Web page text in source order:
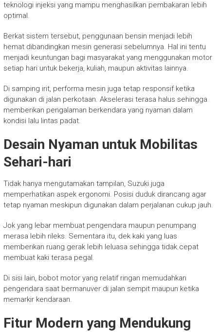
teknologi injeksi yang mampu menghasilkan pembakaran lebih
optimal.
Berkat sistem tersebut, penggunaan bensin menjadi lebih
hemat dibandingkan mesin generasi sebelumnya. Hal ini tentu
menjadi keuntungan bagi masyarakat yang menggunakan motor
setiap hari untuk bekerja, kuliah, maupun aktivitas lainnya.
Di samping irit, performa mesin juga tetap responsif ketika
digunakan di jalan perkotaan. Akselerasi terasa halus sehingga
memberikan pengalaman berkendara yang nyaman dalam
kondisi lalu lintas padat.
Desain Nyaman untuk Mobilitas
Sehari-hari
Tidak hanya mengutamakan tampilan, Suzuki juga
memperhatikan aspek ergonomi. Posisi duduk dirancang agar
tetap nyaman meskipun digunakan dalam perjalanan cukup jauh.
Jok yang lebar membuat pengendara maupun penumpang
merasa lebih rileks. Sementara itu, dek kaki yang luas
memberikan ruang gerak lebih leluasa sehingga tidak cepat
membuat kaki terasa pegal.
Di sisi lain, bobot motor yang relatif ringan memudahkan
pengendara saat bermanuver di jalan sempit maupun ketika
memarkir kendaraan.
Fitur Modern yang Mendukung